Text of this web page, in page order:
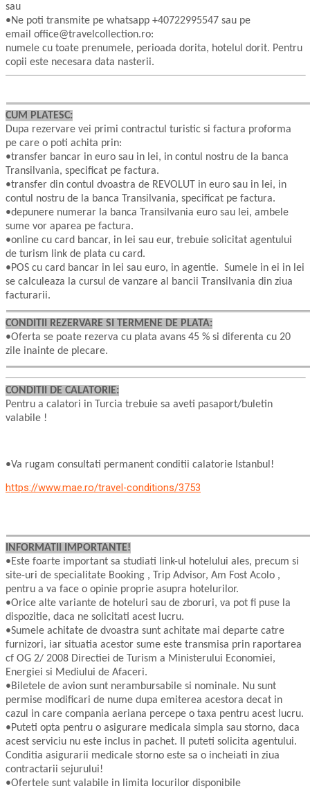
sau
•Ne poti transmite pe whatsapp +40722995547 sau pe
email office@travelcollection.ro:
numele cu toate prenumele, perioada dorita, hotelul dorit. Pentru
copii este necesara data nasterii.
CUM PLATESC:
Dupa rezervare vei primi contractul turistic si factura proforma
pe care o poti achita prin:
•transfer bancar in euro sau in lei, in contul nostru de la banca
Transilvania, specificat pe factura.
•transfer din contul dvoastra de REVOLUT in euro sau in lei, in
contul nostru de la banca Transilvania, specificat pe factura.
•depunere numerar la banca Transilvania euro sau lei, ambele
sume vor aparea pe factura.
•online cu card bancar, in lei sau eur, trebuie solicitat agentului
de turism link de plata cu card.
•POS cu card bancar in lei sau euro, in agentie. Sumele in ei in lei
se calculeaza la cursul de vanzare al bancii Transilvania din ziua
facturarii.
CONDITII REZERVARE SI TERMENE DE PLATA:
•Oferta se poate rezerva cu plata avans 45 % si diferenta cu 20
zile inainte de plecare.
CONDITII DE CALATORIE:
Pentru a calatori in Turcia trebuie sa aveti pasaport/buletin
valabile !
•Va rugam consultati permanent conditii calatorie Istanbul!
https://www.mae.ro/travel-conditions/3753
INFORMATII IMPORTANTE!
•Este foarte important sa studiati link-ul hotelului ales, precum si
site-uri de specialitate Booking , Trip Advisor, Am Fost Acolo ,
pentru a va face o opinie proprie asupra hotelurilor.
•Orice alte variante de hoteluri sau de zboruri, va pot fi puse la
dispozitie, daca ne solicitati acest lucru.
•Sumele achitate de dvoastra sunt achitate mai departe catre
furnizori, iar situatia acestor sume este transmisa prin raportarea
cf OG 2/ 2008 Directiei de Turism a Ministerului Economiei,
Energiei si Mediului de Afaceri.
•Biletele de avion sunt nerambursabile si nominale. Nu sunt
permise modificari de nume dupa emiterea acestora decat in
cazul in care compania aeriana percepe o taxa pentru acest lucru.
•Puteti opta pentru o asigurare medicala simpla sau storno, daca
acest serviciu nu este inclus in pachet. Il puteti solicita agentului.
Conditia asigurarii medicale storno este sa o incheiati in ziua
contractarii sejurului!
•Ofertele sunt valabile in limita locurilor disponibile